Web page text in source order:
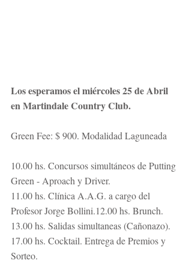
Los esperamos el miércoles 25 de Abril
en Martindale Country Club.
Green Fee: $ 900. Modalidad Laguneada
10.00 hs. Concursos simultáneos de Putting
Green - Aproach y Driver.
11.00 hs. Clínica A.A.G. a cargo del
Profesor Jorge Bollini.12.00 hs. Brunch.
13.00 hs. Salidas simultaneas (Cañonazo).
17.00 hs. Cocktail. Entrega de Premios y
Sorteo.